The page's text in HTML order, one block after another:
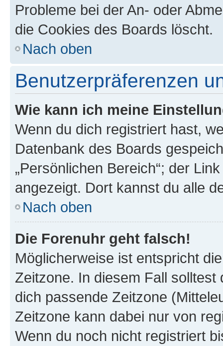
Probleme bei der An- oder
die Cookies des Boards löscht.
Nach oben
Benutzerpräferenzen
Wie kann ich meine
Wenn du dich registriert hast,
Datenbank des Boards
„Persönlichen Bereich“; der
angezeigt. Dort kannst du alle
Nach oben
Die Forenuhr geht falsch!
Möglicherweise ist entspricht
Zeitzone. In diesem Fall solltest
dich passende Zeitzone
Zeitzone kann dabei nur von
Wenn du noch nicht registriert